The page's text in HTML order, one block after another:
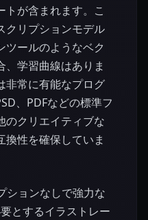
トが含まれます。こ
クリプションモデル
ツールのようなベク
、学習曲線はありま
非常に有能なプログ
、PDFなどの標準フ
のクリエイティブな
換性を確保していま
ションなしで強力な
とするイラストレー